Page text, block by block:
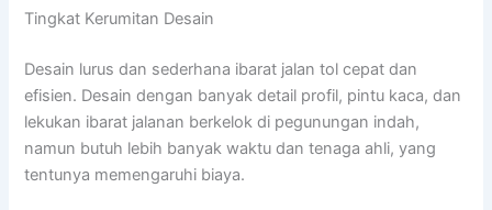
Tingkat Kerumitan Desain
Desain lurus dan sederhana ibarat jalan tol cepat dan
efisien. Desain dengan banyak detail profil, pintu kaca, dan
lekukan ibarat jalanan berkelok di pegunungan indah,
namun butuh lebih banyak waktu dan tenaga ahli, yang
tentunya memengaruhi biaya.